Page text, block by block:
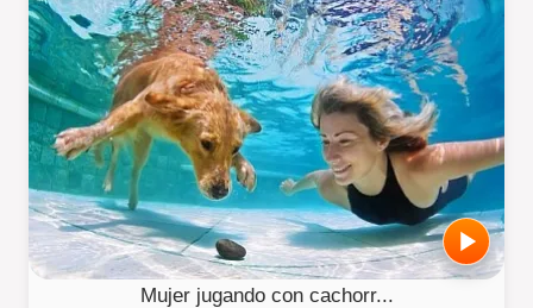
Mujer jugando con cachorr...